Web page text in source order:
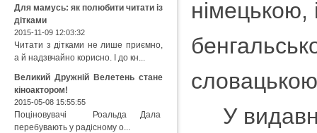
німецькою,
У
Для мамусь: як полюбити читати із
дітками
2015-11-09 12:03:32
Читати з дітками не лише приємно,
а й надзвчайно корисно. І до кн...
Великий Дружній Велетень стане
кіноактором!
2015-05-08 15:55:55
Поціновувачі Роальда Дала
перебувають у радісному о...